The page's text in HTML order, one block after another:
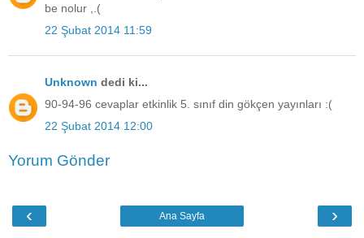
be nolur ,.(
22 Şubat 2014 11:59
Unknown dedi ki...
90-94-96 cevaplar etkinlik 5. sınıf din gökçen yayınları :(
22 Şubat 2014 12:00
Yorum Gönder
‹ ›
Ana Sayfa